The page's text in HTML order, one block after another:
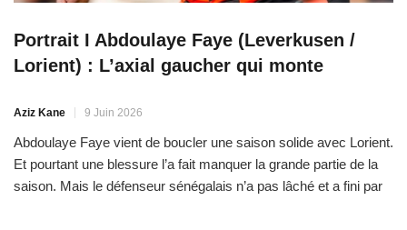
Portrait I Abdoulaye Faye (Leverkusen /
Lorient) : L’axial gaucher qui monte
Aziz Kane 9 Juin 2026
Abdoulaye Faye vient de boucler une saison solide avec Lorient.
Et pourtant une blessure l’a fait manquer la grande partie de la
saison. Mais le défenseur sénégalais n’a pas lâché et a fini par